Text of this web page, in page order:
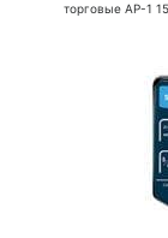
торговые AP-1